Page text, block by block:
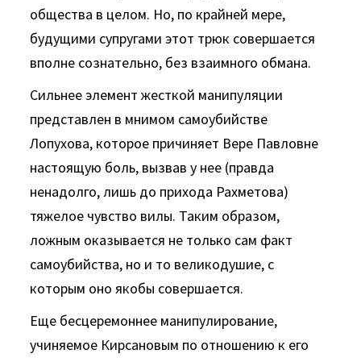
общества в целом. Но, по край­ней мере,
будущими супругами этот трюк совершается
вполне сознательно, без взаимного обмана.
Сильнее элемент жесткой манипуляции
представлен в мни­мом самоубийстве
Лопухова, которое причиняет Вере Павлов­не
настоящую боль, вызвав у нее (правда
ненадолго, лишь до прихода Рахметова)
тяжелое чувство вилы. Таким образом,
ложным оказывается не только сам факт
самоубийства, но и то великодушие, с
которым оно якобы совершается.
Еще бесцеремоннее манипулирование,
учиняемое Кирса­новым по отношению к его